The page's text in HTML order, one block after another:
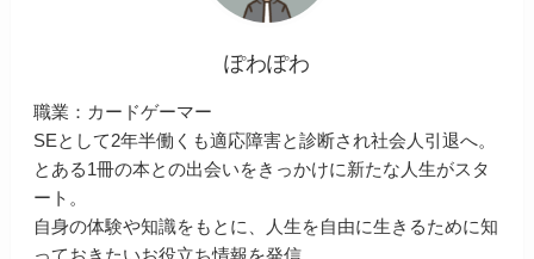
ぽわぽわ
職業：カードゲーマー
SEとして2年半働くも適応障害と診断され社会人引退へ。
とある1冊の本との出会いをきっかけに新たな人生がスタ
ート。
自身の体験や知識をもとに、人生を自由に生きるために知
っておきたいお役立ち情報を発信。